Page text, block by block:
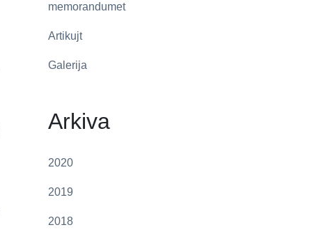
memorandumet
Artikujt
Galerija
Arkiva
2020
2019
2018